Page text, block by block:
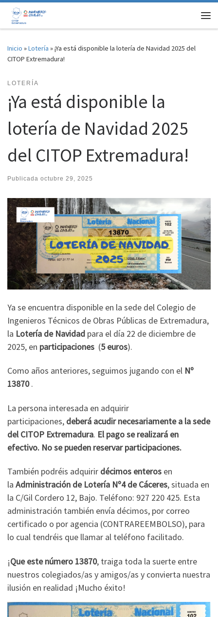
Saltar al contenido
Inicio »Lotería »¡Ya está disponible la lotería de Navidad 2025 del
CITOP Extremadura!
LOTERÍA
¡Ya está disponible la
lotería de Navidad 2025
del CITOP Extremadura!
Publicada octubre 29, 2025
Ya se encuentra disponible en la sede del Colegio de
Ingenieros Técnicos de Obras Públicas de Extremadura,
la Lotería de Navidad para el día 22 de diciembre de
2025, en participaciones (5 euros).
Como años anteriores, seguimos jugando con el Nº
13870.
La persona interesada en adquirir
participaciones, deberá acudir necesariamente a la sede
del CITOP Extremadura. El pago se realizará en
efectivo. No se pueden reservar participaciones.
También podréis adquirir décimos enteros en
la Administración de Lotería Nº4 de Cáceres, situada en
la C/Gil Cordero 12, Bajo. Teléfono: 927 220 425. Esta
administración también envía décimos, por correo
certificado o por agencia (CONTRAREEMBOLSO), para
lo cual tendréis que llamar al teléfono facilitado.
¡Que este número 13870, traiga toda la suerte entre
nuestros colegiados/as y amigos/as y convierta nuestra
ilusión en realidad ¡Mucho éxito!